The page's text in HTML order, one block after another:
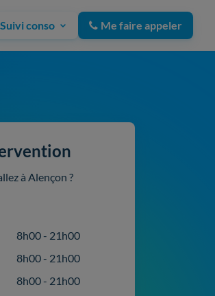
Suivi conso Me faire appeler
à Alençon ?
8h00 - 21h00
8h00 - 21h00
8h00 - 21h00